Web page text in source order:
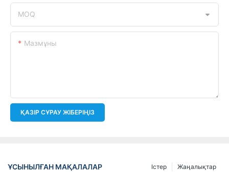
MOQ
Мазмұны
ҚАЗІР СҰРАУ ЖІБЕРІҢІЗ
ҰСЫНЫЛҒАН МАҚАЛАЛАР Жаңалықтар
Істер